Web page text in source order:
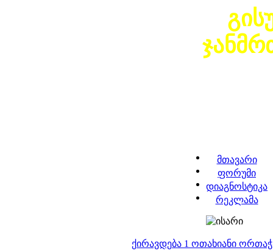
მთავარი
ფორუმი
დიაგნოსტიკა
რეკლამა
ქირავდება 1 ოთახიანი